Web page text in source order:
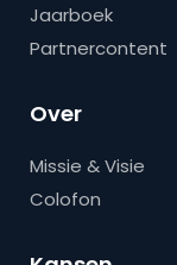
Jaarboek
Partnercontent
Over
Missie & Visie
Colofon